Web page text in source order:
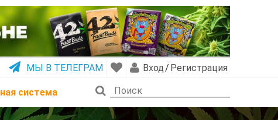
МЫ В ТЕЛЕГРАМ Вход/ Регистрация
система